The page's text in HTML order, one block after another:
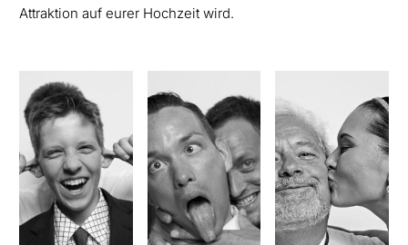
Attraktion auf eurer Hochzeit wird.